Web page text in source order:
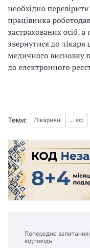
необхідно
працівника
застрахованих осіб,
звернутися до
медичного висновку
до електронного
Теми: Лікарняні ... всі
Попереднє запитання/
відповідь